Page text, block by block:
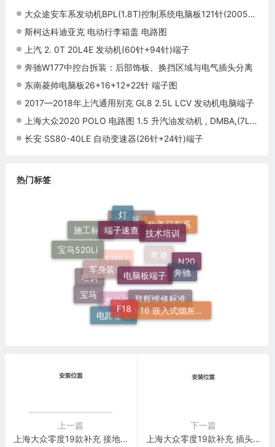
大众途安车系发动机BPL(1.8T)控制系统电脑板121针(2005款)(续)端子
斯柯达科迪亚克 电动行李箱盖 电路图
上汽 2. 0T 20L4E 发动机(60针+94针)端子
奔驰W177中控台拆装：后部饰板、换挡区域与电气插头分离
东南菱帅电脑板26+16+12+22针 端子图
2017—2018年上汽通用别克 GL8 2.5L LCV 发动机电脑端子
上海大众2020 POLO 电路图 1.5 升汽油发动机 , DMBA,(7L6) 电路图
长安 SS80-40LE 自动变速器(26针+24针)端子
热门标签
电路速查
发动机电脑端子
群辉维修标准 51 16 嵌入式烟灰缸托架
F18
宝马
培训
520Li
奥迪 N20
奔驰
电脑板端子
车身装备
宝马520Li
施工标准
维修标准欧美日车系
技术培训
端子速查
灯
上一篇
上海大众零度19款补充 接地点 电路图
下一篇
上海大众零度19款补充 插头 电路图